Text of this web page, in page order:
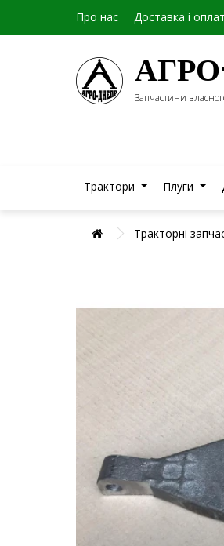
Про нас Доставка і
Запчастини
Трактори Плуги
Тракторні